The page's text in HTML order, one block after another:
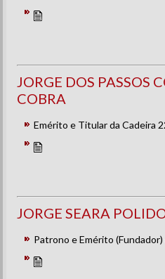
JORGE DOS PASSOS
COBRA
Emérito e Titular da Cadeira
JORGE SEARA
Patrono e Emérito (Fundador)